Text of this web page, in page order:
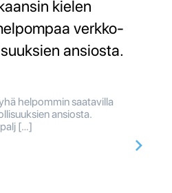
kielen
verkko-
ansiosta.
helpommin saatavilla
ansiosta.
[…]